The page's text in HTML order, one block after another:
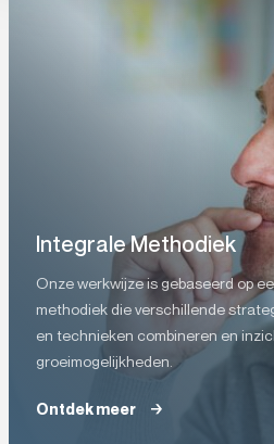
Integrale Methodiek
Onze werkwijze is gebaseerd op
methodiek die verschillende
en technieken combineren en
groeimogelijkheden.
Ontdek meer